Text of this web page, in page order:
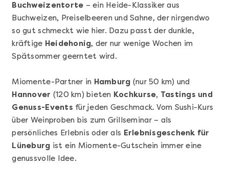
Mehr anzeigen
Sushi Basic Kurs Bonn
Buchweizentorte – ein Heide-Klassiker aus
Buchweizen, Preiselbeeren und Sahne, der nirgendwo
so gut schmeckt wie hier. Dazu passt der dunkle,
kräftige Heidehonig, der nur wenige Wochen im
Spätsommer geerntet wird.
Miomente-Partner in Hamburg (nur 50 km) und
Hannover (120 km) bieten Kochkurse, Tastings und
Genuss-Events für jeden Geschmack. Vom Sushi-Kurs
über Weinproben bis zum Grillseminar – als
persönliches Erlebnis oder als Erlebnisgeschenk für
Lüneburg ist ein Miomente-Gutschein immer eine
genussvolle Idee.